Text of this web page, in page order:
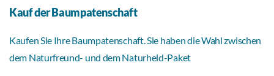
Kauf der Baumpatenschaft
Kaufen Sie Ihre Baumpatenschaft. Sie haben die Wahl zwischen
dem Naturfreund- und dem Naturheld-Paket